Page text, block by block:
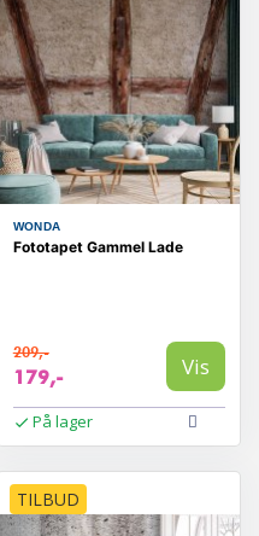
WONDA
Fototapet Gammel Lade
209,-
179,- Vis
På lager
TILBUD